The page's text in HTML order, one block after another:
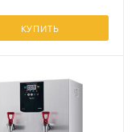
КУПИТЬ